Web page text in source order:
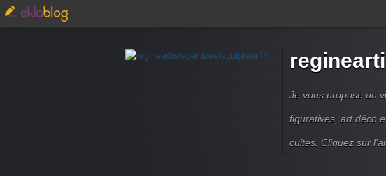
Je vous propose un
figuratives, art déco
cuites. Cliquez sur